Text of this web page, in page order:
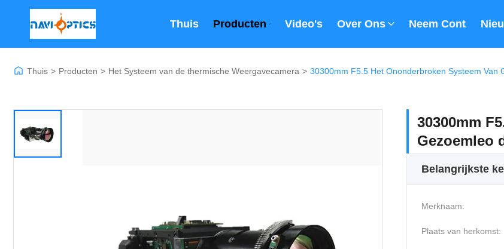
Thuis Producten Video's Over Ons Neem Contact Met
Thuis > Producten > Het Systeem van de thermische Weergavecamera > 30300mm F5.5 Het Ononderbroken Systeem Van
30300mm
Gezoemleo
Belangrijkste
Merknaam:
Plaats van herkomst: